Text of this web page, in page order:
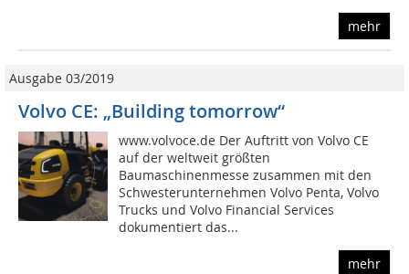
mehr
Ausgabe 03/2019
Volvo CE: „Building tomorrow“
www.volvoce.de Der Auftritt von Volvo CE
auf der weltweit größten
Baumaschinenmesse zusammen mit den
Schwesterunternehmen Volvo Penta, Volvo
Trucks und Volvo Financial Services
dokumentiert das...
mehr